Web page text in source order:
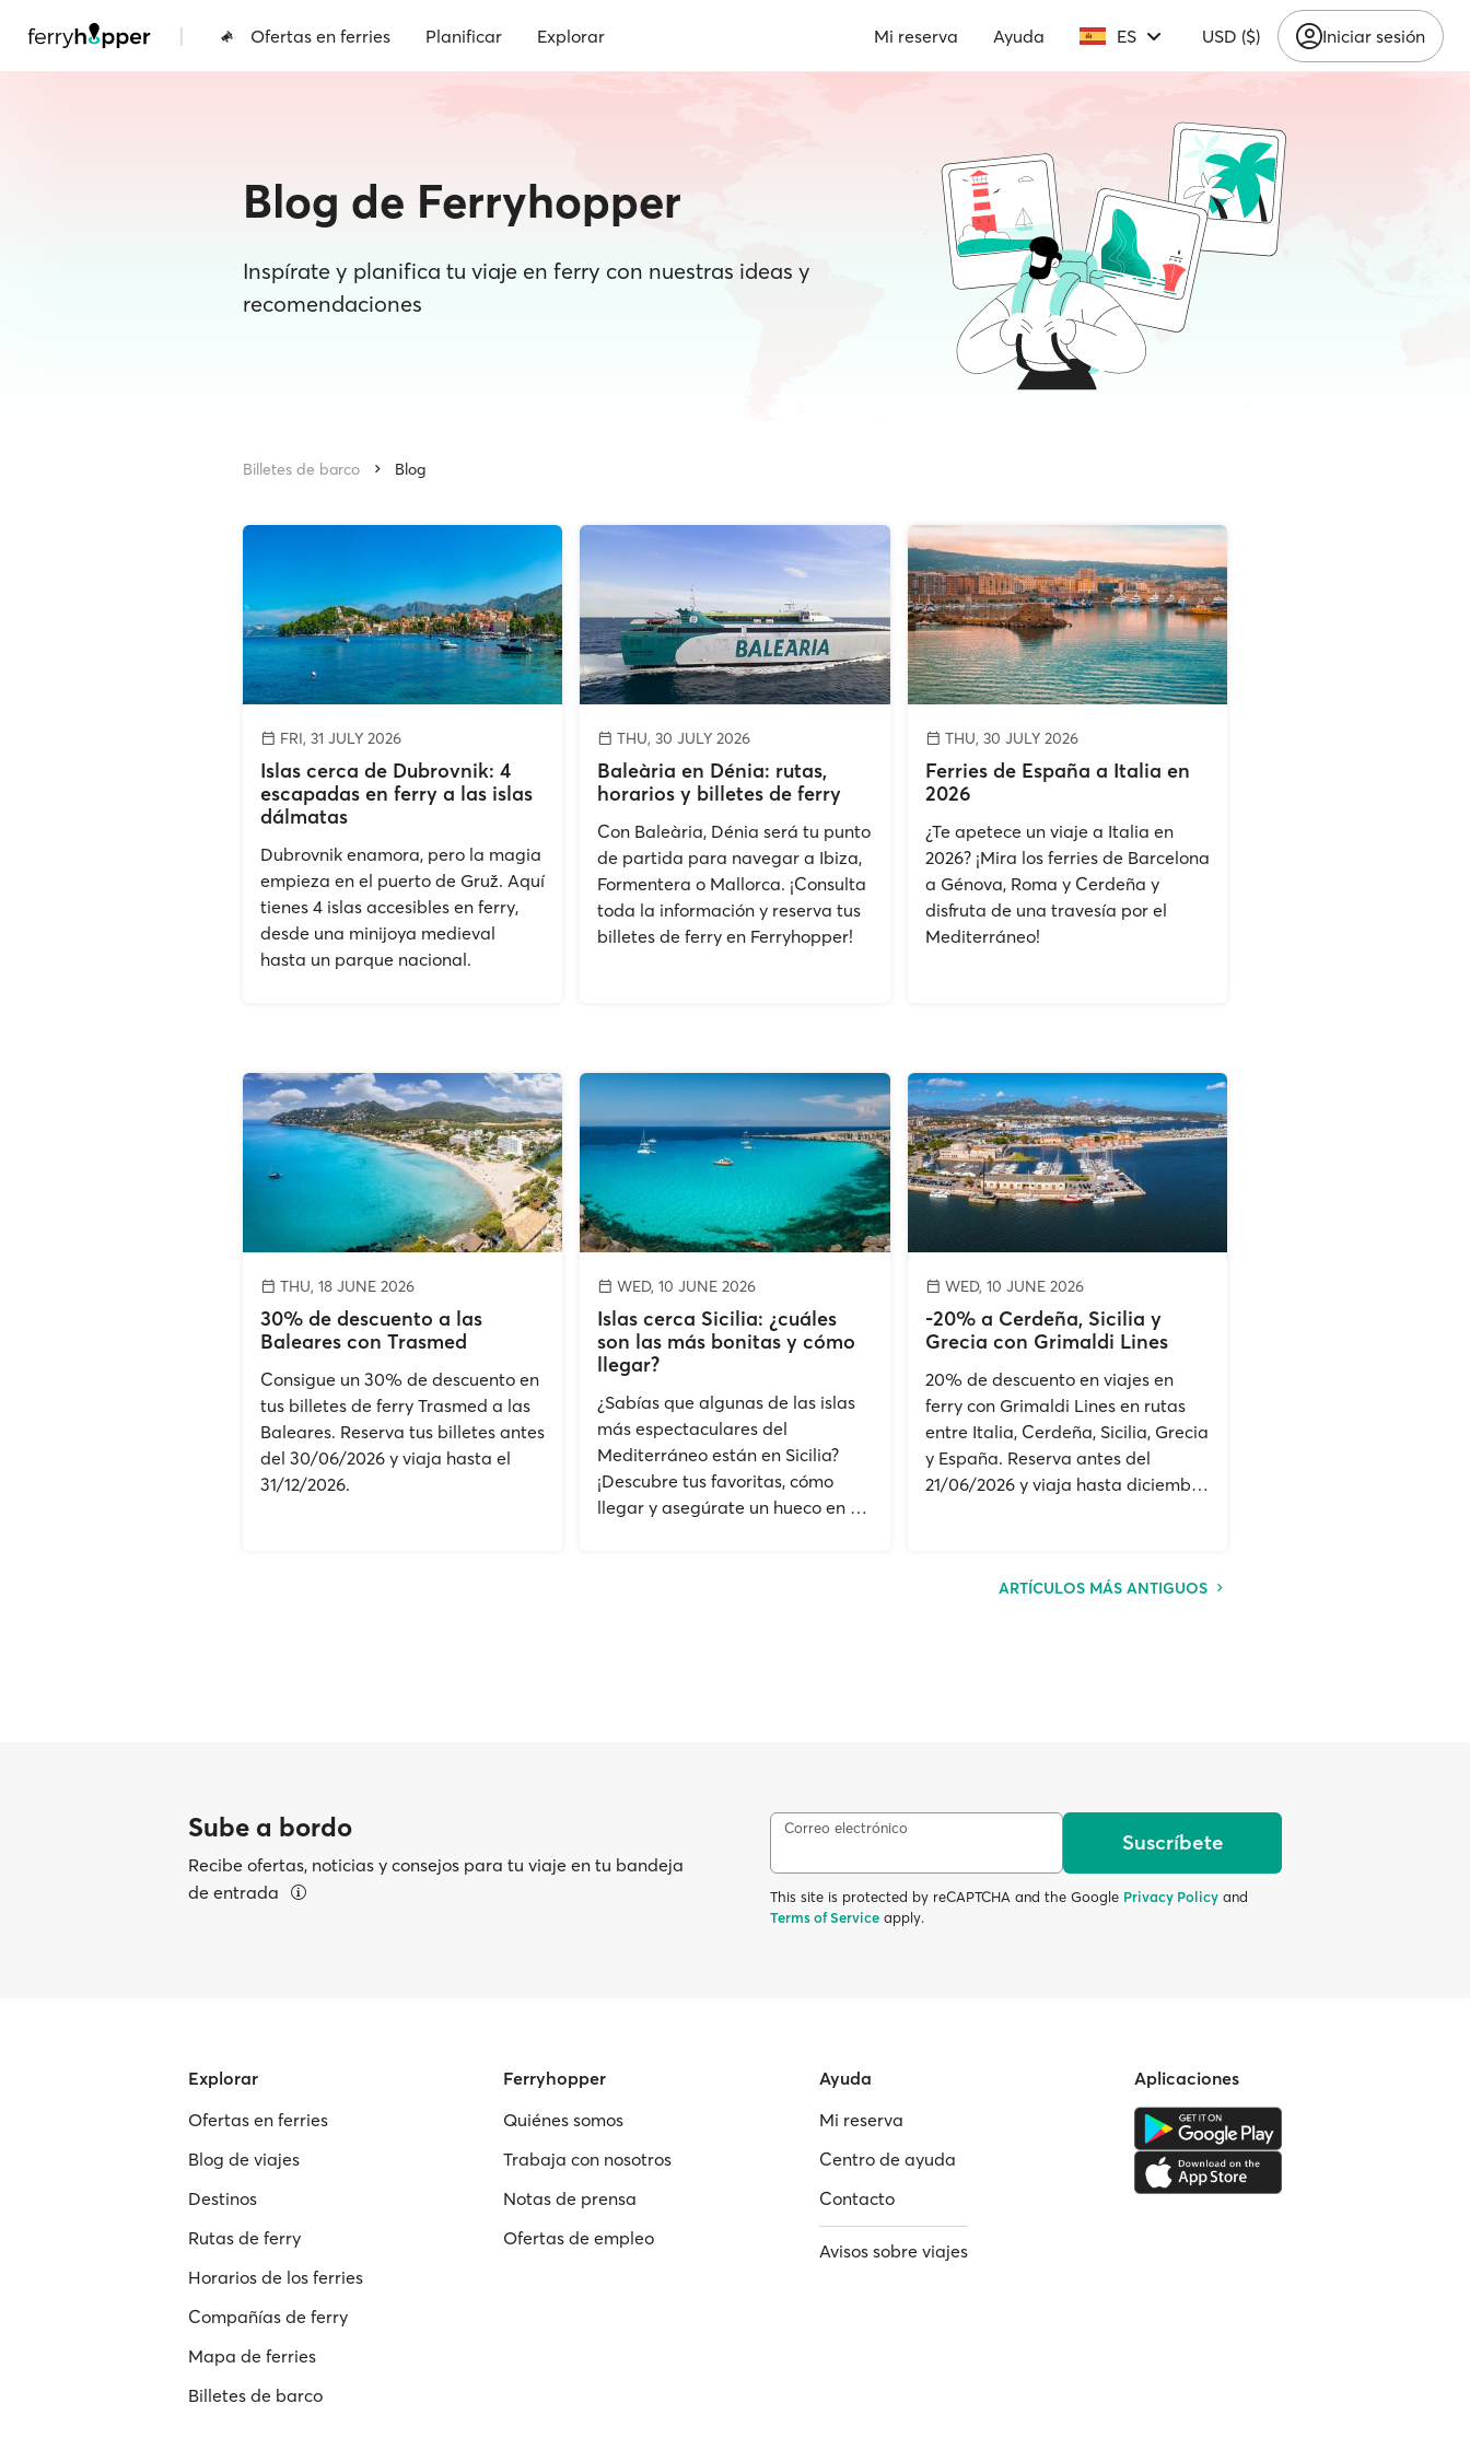
| Ofertas en ferries Planificar Explorar Mi reserva Ayuda ES USD ($) Iniciar sesión
Blog de Ferryhopper
Inspírate y planifica tu viaje en ferry con nuestras ideas y
recomendaciones
Billetes de barco Blog
FRI, 31 JULY 2026
Islas cerca de Dubrovnik: 4
escapadas en ferry a las islas
dálmatas
Dubrovnik enamora, pero la magia
empieza en el puerto de Gruž. Aquí
tienes 4 islas accesibles en ferry,
desde una minijoya medieval
hasta un parque nacional.
THU, 30 JULY 2026
Baleària en Dénia: rutas,
horarios y billetes de ferry
Con Baleària, Dénia será tu punto
de partida para navegar a Ibiza,
Formentera o Mallorca. ¡Consulta
toda la información y reserva tus
billetes de ferry en Ferryhopper!
THU, 30 JULY 2026
Ferries de España a Italia en
2026
¿Te apetece un viaje a Italia en
2026? ¡Mira los ferries de Barcelona
a Génova, Roma y Cerdeña y
disfruta de una travesía por el
Mediterráneo!
THU, 18 JUNE 2026
30% de descuento a las
Baleares con Trasmed
Consigue un 30% de descuento en
tus billetes de ferry Trasmed a las
Baleares. Reserva tus billetes antes
del 30/06/2026 y viaja hasta el
31/12/2026.
WED, 10 JUNE 2026
Islas cerca Sicilia: ¿cuáles
son las más bonitas y cómo
llegar?
¿Sabías que algunas de las islas
más espectaculares del
Mediterráneo están en Sicilia?
¡Descubre tus favoritas, cómo
llegar y asegúrate un hueco en el
WED, 10 JUNE 2026
-20% a Cerdeña, Sicilia y
Grecia con Grimaldi Lines
20% de descuento en viajes en
ferry con Grimaldi Lines en rutas
entre Italia, Cerdeña, Sicilia, Grecia
y España. Reserva antes del
21/06/2026 y viaja hasta diciembre
ARTÍCULOS MÁS ANTIGUOS
Sube a bordo
Recibe ofertas, noticias y consejos para tu viaje en tu bandeja
de entrada
Correo electrónico
Suscríbete
This site is protected by reCAPTCHA and the Google Privacy Policy and
Terms of Service apply.
Explorar
Ofertas en ferries
Blog de viajes
Destinos
Rutas de ferry
Horarios de los ferries
Compañías de ferry
Mapa de ferries
Billetes de barco
Ferryhopper
Quiénes somos
Trabaja con nosotros
Notas de prensa
Ofertas de empleo
Ayuda
Mi reserva
Centro de ayuda
Contacto
Avisos sobre viajes
Aplicaciones